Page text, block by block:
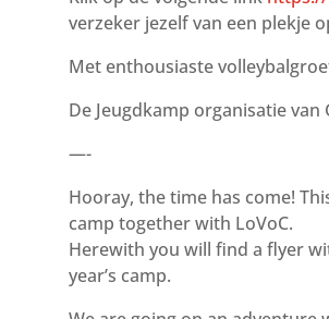
verzeker jezelf van een plekje
Met enthousiaste
De Jeugdkamp organisatie van
—-
Hooray, the time has come!
camp together with LoVoC.
Herewith you will find a flyer
year’s camp.